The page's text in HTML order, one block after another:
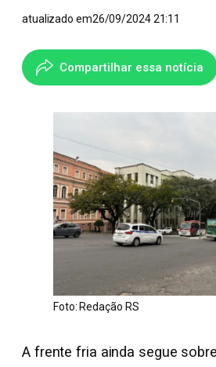
atualizado em26/09/2024 21:11
Compartilhar essa notícia
Foto: Redação RS
A frente fria ainda segue